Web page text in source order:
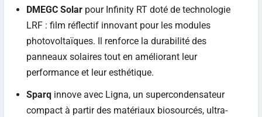
DMEGC Solar pour Infinity RT doté de technologie
LRF : film réflectif innovant pour les modules
photovoltaïques. Il renforce la durabilité des
panneaux solaires tout en améliorant leur
performance et leur esthétique.
Sparq innove avec Ligna, un supercondensateur
compact à partir des matériaux biosourcés, ultra-